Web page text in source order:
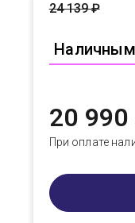
24 139 ₽
20
При оплате